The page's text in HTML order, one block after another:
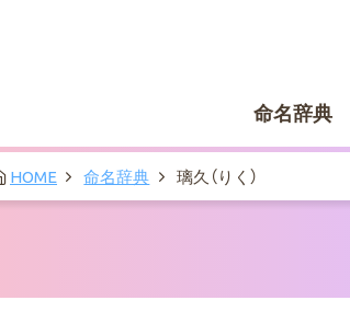
命名辞典
HOME 命名辞典 璃久（りく）